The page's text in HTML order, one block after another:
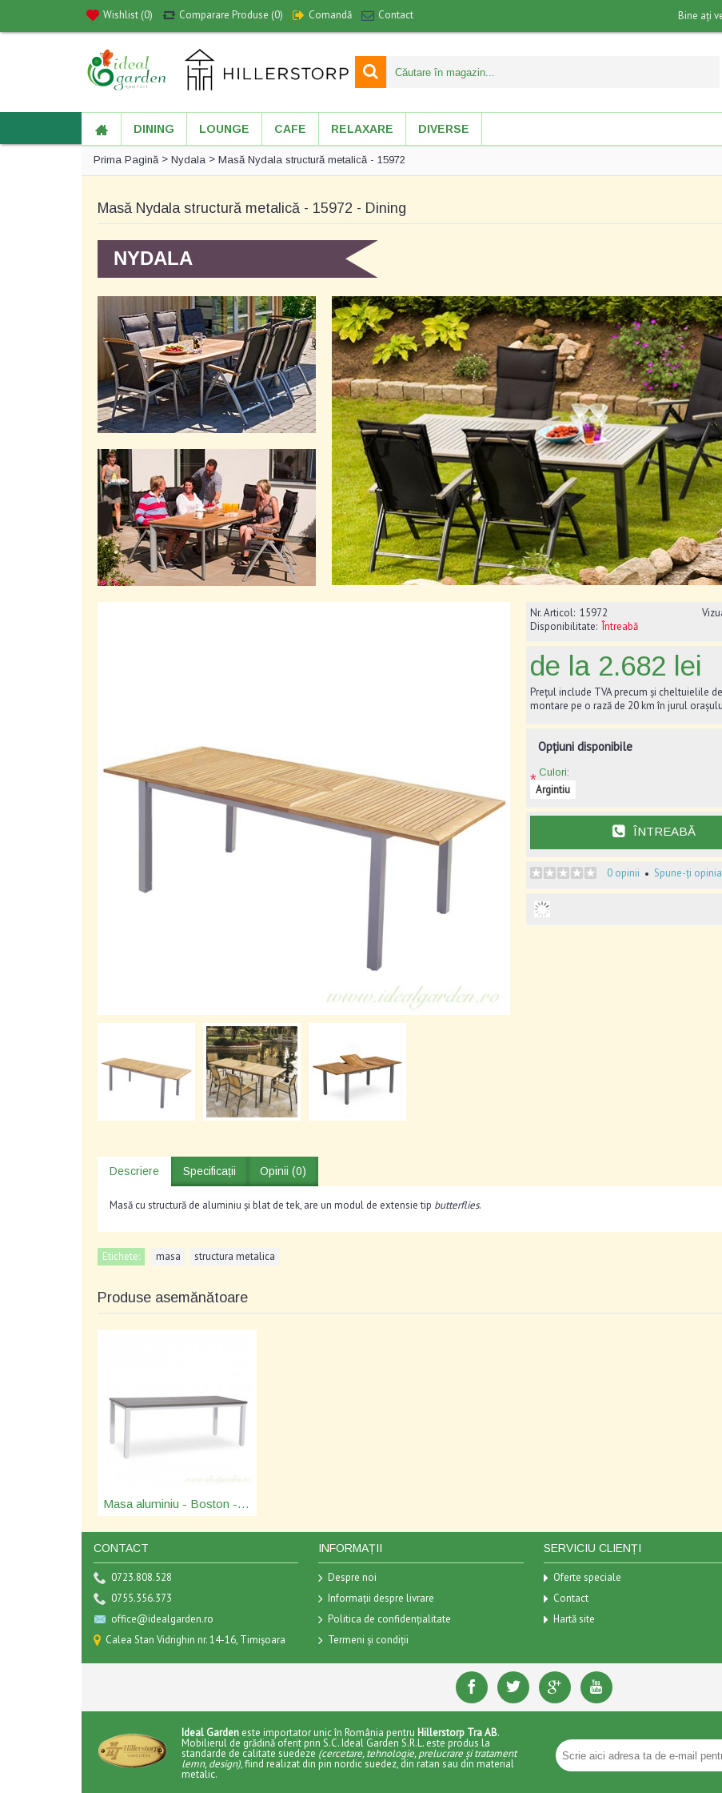
Wishlist (0) Comparare Produse (0) Comandă Contact Bine ați
DINING LOUNGE CAFE RELAXARE DIVERSE
Prima Pagină > Nydala > Masă Nydala structură metalică - 15972
Masă Nydala structură metalică - 15972 - Dining
NYDALA
Nr. Articol: 15972
Disponibilitate: Întreabă
de la 2.682 lei
Prețul include TVA precum și cheltuielile
montare pe o rază de 20 km în jurul
Opțiuni disponibile
* Culori:
Argintiu
ÎNTREABĂ
0 opinii • Spune-ți opinia
Descriere Specificații Opinii (0)
Masă cu structură de aluminiu și blat de tek, are un modul de extensie tip butterflies.
Etichete: masa structura metalica
Produse asemănătoare
Masa aluminiu - Boston - 19620217
CONTACT
0723.808.528
0755.356.373
office@idealgarden.ro
Calea Stan Vidrighin nr. 14-16, Timișoara
INFORMAȚII
Despre noi
Informații despre livrare
Politica de confidențialitate
Termeni și condiții
SERVICIU CLIENȚI
Oferte speciale
Contact
Hartă site
Ideal Garden este importator unic în România pentru Hillerstorp Tra AB.
Mobilierul de grădină oferit prin S.C. Ideal Garden S.R.L. este produs la
standarde de calitate suedeze (cercetare, tehnologie, prelucrare și tratament
lemn, design), fiind realizat din pin nordic suedez, din ratan sau din material
metalic.